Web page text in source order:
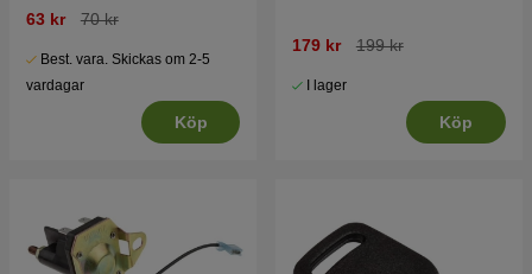
63 kr
70 kr
Best. vara. Skickas om 2-5
vardagar
Köp
179 kr 199 kr
I lager
Köp